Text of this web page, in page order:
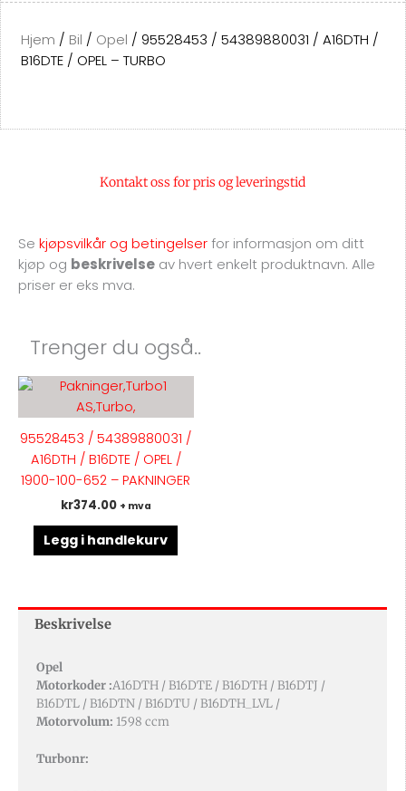
Hjem / Bil / Opel / 95528453 / 54389880031 / A16DTH /
B16DTE / OPEL – TURBO
Kontakt oss for pris og leveringstid
Se kjøpsvilkår og betingelserfor informasjon om ditt
kjøp og beskrivelse av hvert enkelt produktnavn. Alle
priser er eks mva.
Trenger du også..
95528453 / 54389880031 /
A16DTH / B16DTE / OPEL /
1900-100-652 – PAKNINGER
kr374.00 + mva
Legg i handlekurv
Beskrivelse
Opel
Motorkoder :A16DTH / B16DTE / B16DTH / B16DTJ /
B16DTL / B16DTN / B16DTU / B16DTH_LVL /
Motorvolum: 1598 ccm
Turbonr: